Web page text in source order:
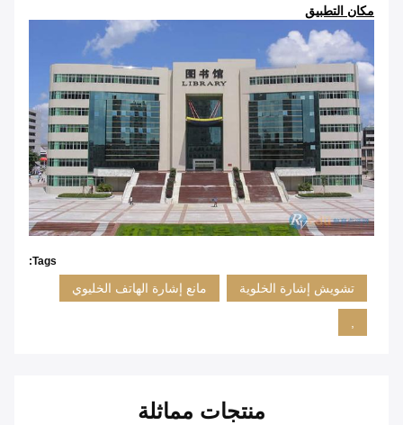
مكان التطبيق
Tags:
تشويش إشارة الخلوية مانع إشارة الهاتف الخليوي
,
منتجات مماثلة